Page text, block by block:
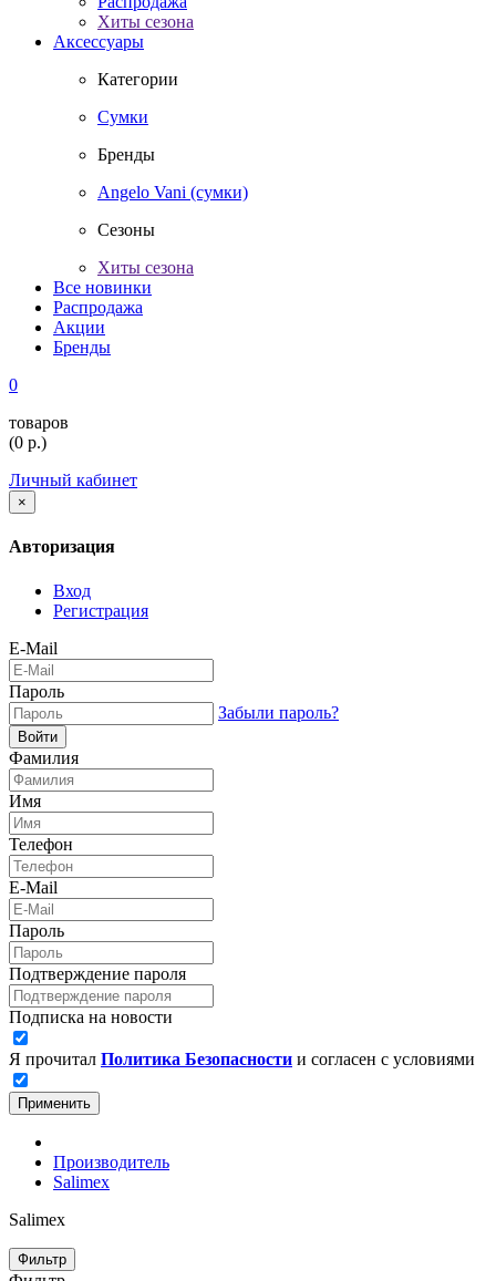
Хиты сезона
Аксессуары
Категории
Сумки
Бренды
Angelo Vani (сумки)
Сезоны
Хиты сезона
Все новинки
Распродажа
Акции
Бренды
0
товаров
(0 р.)
Личный кабинет
×
Авторизация
Вход
Регистрация
E-Mail
Пароль
Забыли пароль?
Войти
Фамилия
Имя
Телефон
E-Mail
Пароль
Подтверждение пароля
Подписка на новости
Я прочитал Политика Безопасности и согласен с условиями
Применить
Производитель
Salimex
Salimex
Фильтр